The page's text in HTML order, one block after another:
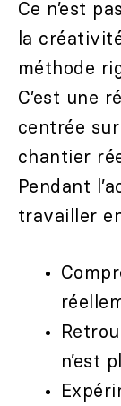
Ce n’est
la
méthode
C’est une
centrée
chantier
Pendant
travailler
n’est